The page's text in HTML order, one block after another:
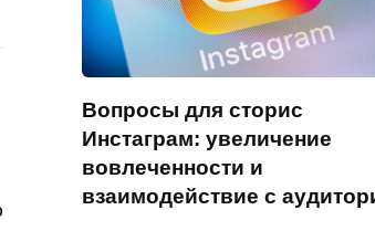
Вопросы для сторис
Инстаграм: увеличение
вовлеченности и
взаимодействие с